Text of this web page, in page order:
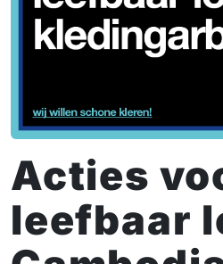
Acties
leefbaar